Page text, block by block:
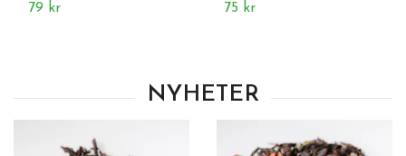
79 kr
75 kr